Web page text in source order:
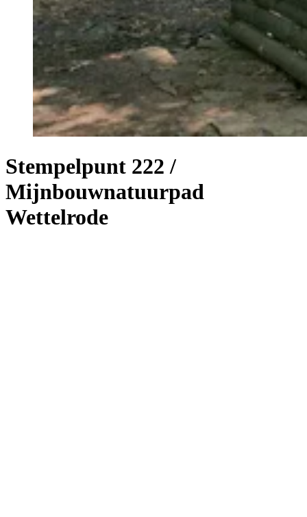
Stempelpunt 222 /
Mijnbouwnatuurpad
Wettelrode